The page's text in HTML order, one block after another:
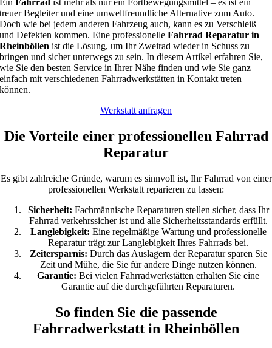
EinFahrrad ist mehr als nur ein Fortbewegungsmittel – es ist ein
treuer Begleiter und eine umweltfreundliche Alternative zum Auto.
Doch wie bei jedem anderen Fahrzeug auch, kann es zu Verschleiß
und Defekten kommen. Eine professionelleFahrrad Reparatur in
Rheinböllen ist die Lösung, um Ihr Zweirad wieder in Schuss zu
bringen und sicher unterwegs zu sein. In diesem Artikel erfahren Sie,
wie Sie den besten Service in Ihrer Nähe finden und wie Sie ganz
einfach mit verschiedenen Fahrradwerkstätten in Kontakt treten
können.
Werkstatt anfragen
Die Vorteile einer professionellen Fahrrad
Reparatur
Es gibt zahlreiche Gründe, warum es sinnvoll ist, Ihr Fahrrad von einer
professionellen Werkstatt reparieren zu lassen:
Sicherheit: Fachmännische Reparaturen stellen sicher, dass Ihr
Fahrrad verkehrssicher ist und alle Sicherheitsstandards erfüllt.
Langlebigkeit: Eine regelmäßige Wartung und professionelle
Reparatur trägt zur Langlebigkeit Ihres Fahrrads bei.
Zeitersparnis: Durch das Auslagern der Reparatur sparen Sie
Zeit und Mühe, die Sie für andere Dinge nutzen können.
Garantie: Bei vielen Fahrradwerkstätten erhalten Sie eine
Garantie auf die durchgeführten Reparaturen.
So finden Sie die passende
Fahrradwerkstatt in Rheinböllen